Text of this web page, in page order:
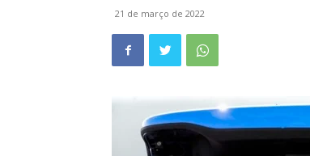
21 de março de 2022